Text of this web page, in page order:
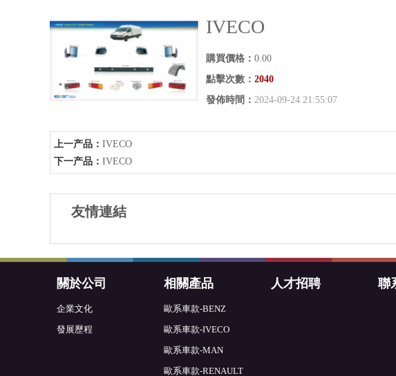
IVECO
購買價格： 0.00
點擊次數： 2040
發佈時間： 2024-09-24 21:55:07
上一产品： IVECO
下一产品： IVECO
友情連結
關於公司
企業文化
發展歷程
相關產品
歐系車款-BENZ
歐系車款-IVECO
歐系車款-MAN
歐系車款-RENAULT
人才招聘 聯